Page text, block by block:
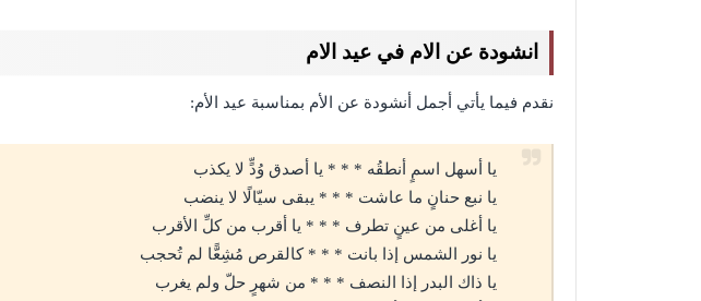
انشودة عن الام في عيد الام
نقدم فيما يأتي أجمل أنشودة عن الأم بمناسبة عيد الأم:
يا أسهل اسمٍ أنطقُه * * * يا أصدق وُدٍّ لا يكذب
يا نبع حنانٍ ما عاشت * * * يبقى سيّالًا لا ينضب
يا أغلى من عينٍ تطرف * * * يا أقرب من كلِّ الأقرب
يا نور الشمس إذا بانت * * * كالقرص مُشِعًّا لم تُحجب
يا ذاك البدر إذا النصف * * * من شهرٍ حلّ ولم يغرب